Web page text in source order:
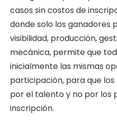
casos sin costos de
donde solo los ganadores
visibilidad, producción,
mecánica, permite que
inicialmente las mismas
participación, para que
por el talento y no por los
inscripción.